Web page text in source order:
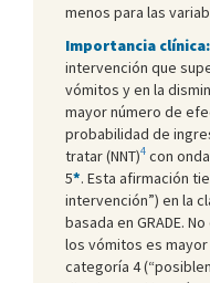
menos para las
Importancia clínica:
intervención que
vómitos y en la
mayor número de
probabilidad de
tratar (NNT)4 con
5*. Esta afirmación
intervención”) en la
basada en GRADE.
los vómitos es mayor
categoría 4